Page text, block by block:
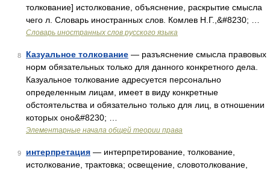
толкование] истолкование, объяснение, раскрытие смысла
чего л. Словарь иностранных слов. Комлев Н.Г.,&#8230; …
Словарь иностранных слов русского языка
8 Казуальное толкование — разъяснение смысла правовых
норм обязательных только для данного конкретного дела.
Казуальное толкование адресуется персонально
определенным лицам, имеет в виду конкретные
обстоятельства и обязательно только для лиц, в отношении
которых оно&#8230; …
Элементарные начала общей теории права
9 интерпретация — интерпретирование, толкование,
истолкование, трактовка; освещение, словотолкование,